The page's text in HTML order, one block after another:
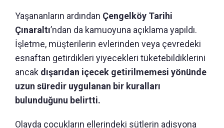
Yaşananların ardından Çengelköy Tarihi
Çınaraltı’ndan da kamuoyuna açıklama yapıldı.
İşletme, müşterilerin evlerinden veya çevredeki
esnaftan getirdikleri yiyecekleri tüketebildiklerini
ancak dışarıdan içecek getirilmemesi yönünde
uzun süredir uygulanan bir kuralları
bulunduğunu belirtti.
Olayda çocukların ellerindeki sütlerin adisyona